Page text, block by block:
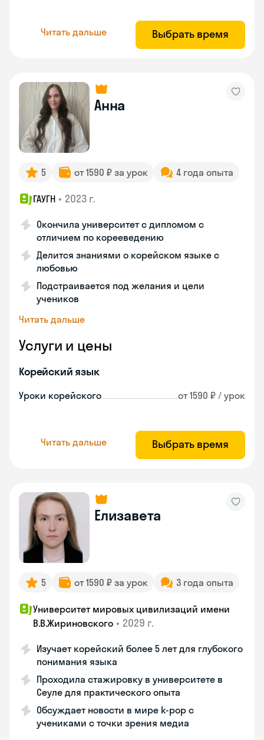
Читать дальше Выбрать время
Анна
5 от 1590 ₽ за урок 4 года опыта
ГАУГН • 2023 г.
Окончила университет с дипломом с
отличием по корееведению
Делится знаниями о корейском языке с
любовью
Подстраивается под желания и цели
учеников
Читать дальше
Услуги и цены
Корейский язык
Уроки корейского от 1590 ₽ / урок
Читать дальше Выбрать время
Елизавета
5 от 1590 ₽ за урок 3 года опыта
Университет мировых цивилизаций имени
В.В.Жириновского • 2029 г.
Изучает корейский более 5 лет для глубокого
понимания языка
Проходила стажировку в университете в
Сеуле для практического опыта
Обсуждает новости в мире k-pop с
учениками с точки зрения медиа